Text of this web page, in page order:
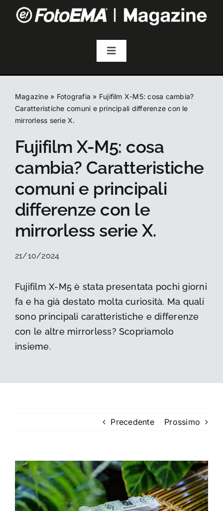
Toggle
Fotografia
Video & Streaming
Audio
Droni
Accessori
Cerca
per:
Magazine» Fotografia » Fujifilm X-M5: cosa cambia?
Caratteristiche comuni e principali differenze con le
mirrorless serie X.
Fujifilm X-M5: cosa
cambia? Caratteristiche
comuni e principali
differenze con le
mirrorless serie X.
21/10/2024
Fujifilm X-M5 è stata presentata pochi giorni
fa e ha già destato molta curiosità. Ma quali
sono principali caratteristiche e differenze
con le altre mirrorless? Scopriamolo
insieme.
Precedente Prossimo
Ingrandisci
immagine